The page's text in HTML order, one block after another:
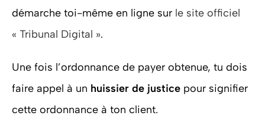
démarche toi-même en ligne sur le site officiel
« Tribunal Digital ».
Une fois l’ordonnance de payer obtenue, tu dois
faire appel à un huissier de justice pour signifier
cette ordonnance à ton client.